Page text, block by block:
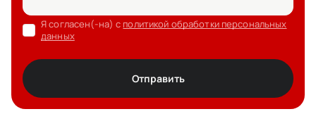
Я согласен(-на) с политикой обработки персональных
данных
Отправить